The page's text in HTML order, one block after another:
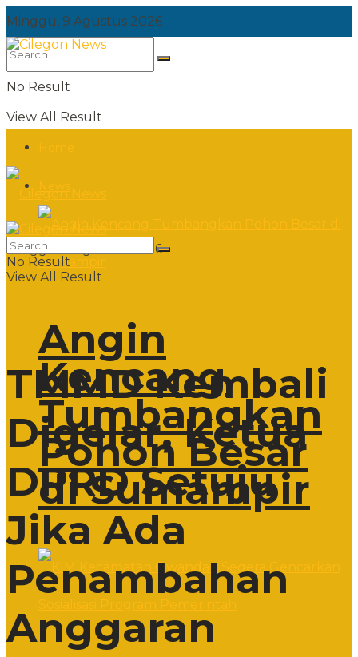
Minggu, 9 Agustus 2026
No Result
View All Result
Angin
Kencang
Tumbangkan
Pohon Besar
di Sumampir
Minggu, 9 Agustus 2026
No Result
View All Result
TMMD Kembali
Digelar, Ketua
DPRD Setuju
Jika Ada
Penambahan
Anggaran